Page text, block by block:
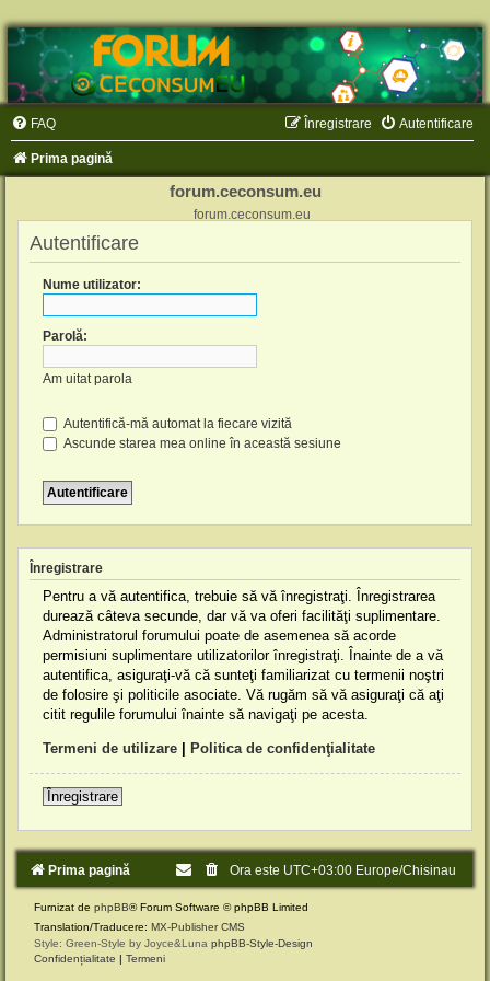
FAQ Autentificare
Înregistrare
Prima pagină
forum.ceconsum.eu
forum.ceconsum.eu
Autentificare
Nume utilizator:
Parolă:
Am uitat parola
Autentifică-mă automat la fiecare vizită
Ascunde starea mea online în această sesiune
Înregistrare
Pentru a vă autentifica, trebuie să vă înregistraţi. Înregistrarea
durează câteva secunde, dar vă va oferi facilităţi suplimentare.
Administratorul forumului poate de asemenea să acorde
permisiuni suplimentare utilizatorilor înregistraţi. Înainte de a vă
autentifica, asiguraţi-vă că sunteţi familiarizat cu termenii noştri
de folosire şi politicile asociate. Vă rugăm să vă asiguraţi că aţi
citit regulile forumului înainte să navigaţi pe acesta.
Termeni de utilizare Politica de confidenţialitate
Înregistrare
Prima pagină Ora este UTC+03:00 Europe/Chisinau
Furnizat de phpBB® Forum Software © phpBB Limited
Translation/Traducere: MX-Publisher CMS
Style: Green-Style by Joyce&Luna phpBB-Style-Design
Confidențialitate | Termeni